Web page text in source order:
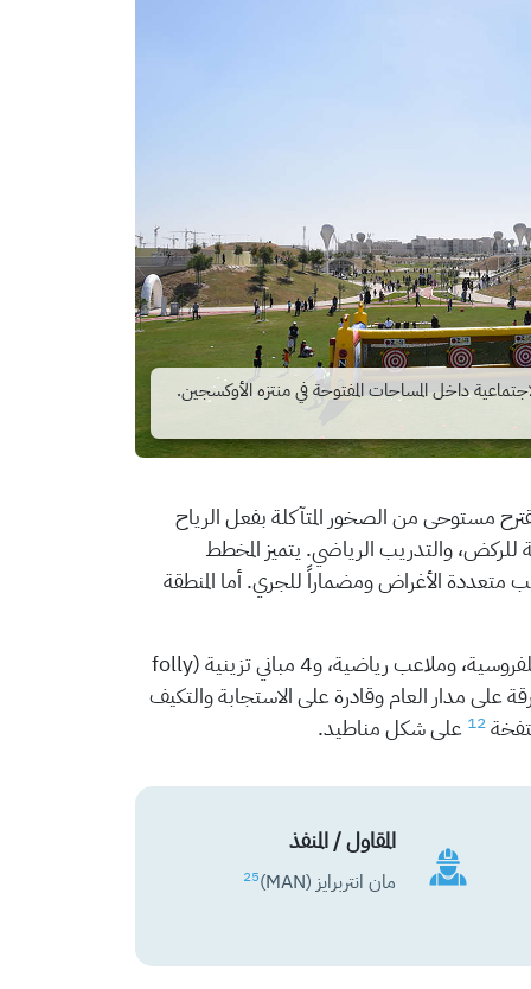
داخل المساحات المفتوحة في منتزه الأوكسجين.
مستوحى من الصخور المتآكلة بفعل الرياح
والتدريب الرياضي. يتميز المخطط
متعددة الأغراض ومضماراً للجري. أما المنطقة
في المجمل، تحتوي الحديقة على 7000 متر من الممرات، وممشى مظلل مغطى، ومضمار جري بطول 1.6 كيلومتر، ومضمار للفروسية، وملاعب رياضية، و4 مباني تزينية (folly
على مدار العام وقادرة على الاستجابة والتكيف
12 على شكل مناطيد.
المقاول / المنفذ
مان انتربرايز (MAN) 25